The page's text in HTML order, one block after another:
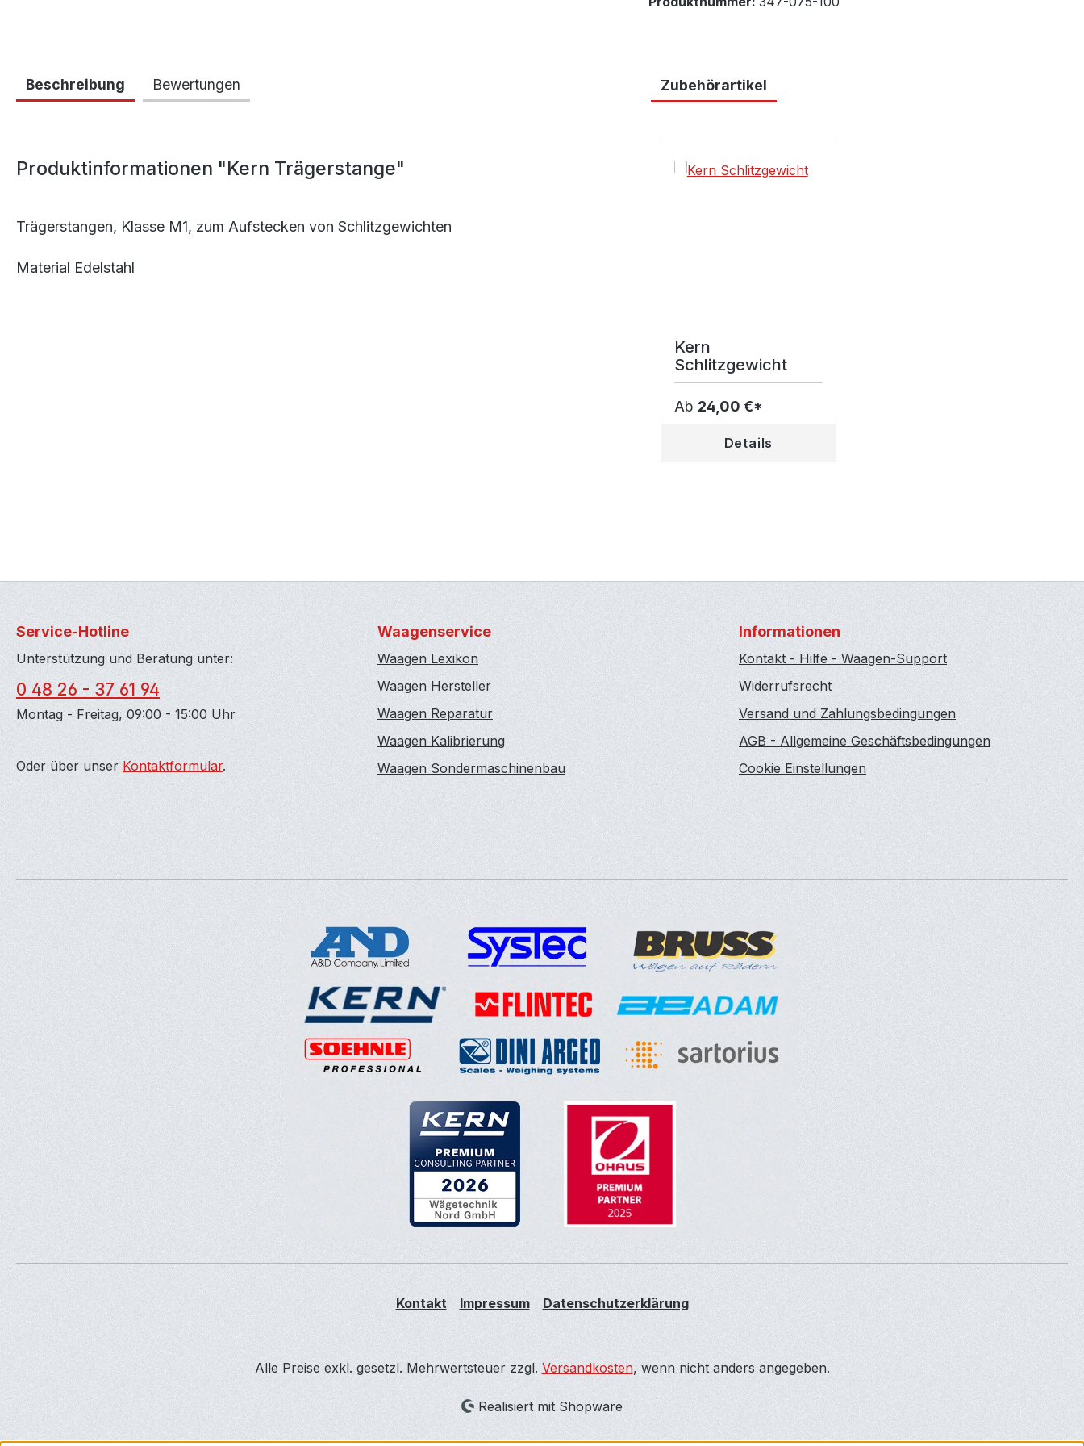
Beschreibung Bewertungen
Produktinformationen "Kern Trägerstange"
Trägerstangen, Klasse M1, zum Aufstecken von Schlitzgewichten
Material Edelstahl
Zubehörartikel
Kern
Schlitzgewicht
Ab 24,00 €*
Details
Service-Hotline
Unterstützung und Beratung unter:
0 48 26 - 37 61 94
Montag - Freitag, 09:00 - 15:00 Uhr
Oder über unser Kontaktformular.
Waagenservice
Waagen Lexikon
Waagen Hersteller
Waagen Reparatur
Waagen Kalibrierung
Waagen Sondermaschinenbau
Informationen
Kontakt - Hilfe - Waagen-Support
Widerrufsrecht
Versand und Zahlungsbedingungen
AGB - Allgemeine Geschäftsbedingungen
Cookie Einstellungen
Kontakt Impressum Datenschutzerklärung
Alle Preise exkl. gesetzl. Mehrwertsteuer zzgl. Versandkosten, wenn nicht anders angegeben.
Realisiert mit Shopware